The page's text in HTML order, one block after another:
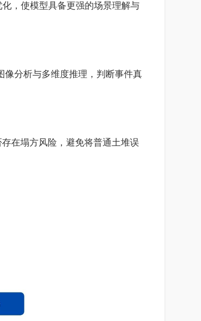
，使模型具备更强的场景理解与
像分析与多维度推理，判断事件真
在塌方风险，避免将普通土堆误